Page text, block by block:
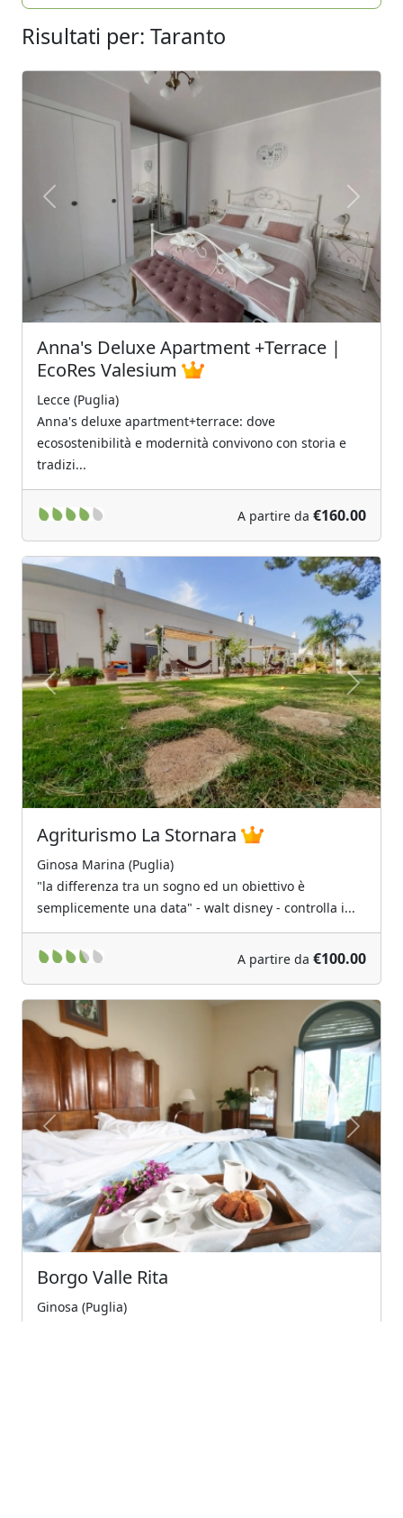
Risultati per: Taranto
Previous Next
Anna's Deluxe Apartment +Terrace |
EcoRes Valesium
Lecce (Puglia)
Anna's deluxe apartment+terrace: dove
ecosostenibilità e modernità convivono con storia e
tradizi...
A partire da €160.00
Previous Next
Agriturismo La Stornara
Ginosa Marina (Puglia)
"la differenza tra un sogno ed un obiettivo è
semplicemente una data" - walt disney - controlla i...
A partire da €100.00
Previous Next
Borgo Valle Rita
Ginosa (Puglia)